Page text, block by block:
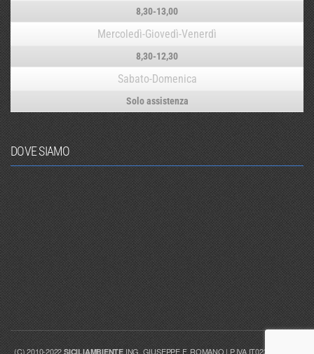
8,30-13,00
Mercoledì-Giovedì-Venerdì
8,30-12,30
Sabato-Domenica
Solo assistenza
DOVE SIAMO
(C) 2010-2022SICILIAMBIENTEING. GIUSEPPE F. ROMANO | P.IVA IT02329770818